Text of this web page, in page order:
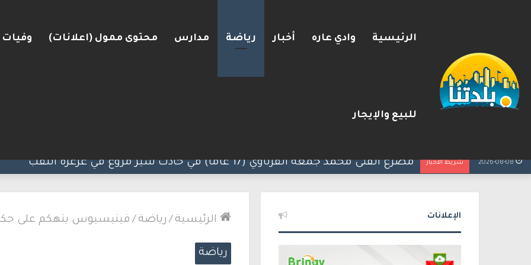
الرئيسية وادي عاره أخبار رياضة مدارس محتوى ممول (اعلانات) وفيات
للبيع والإيجار
شريط الأخبار مصرع الفتى محمد جمعة القرناوي (17 عامًا) في حادث سير مروّع في عرعرة النقب
الرئيسية / رياضة / فينيسيوس يتهكم على حكم
رياضة
الإعلانات